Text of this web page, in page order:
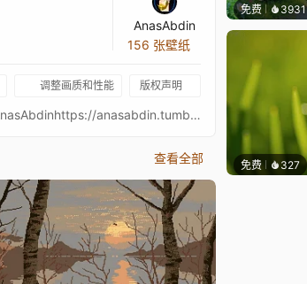
AnasAbdin
156 张壁纸
调整画质和性能 版权声明
https://www.patreon.com/AnasAbdinhttps://www.instagram.com/anasabdin/https://twitter.com/AnasAbdinhttps://anasabdin.tumblr.com/https://www.facebook.com/anastronautgames/https://www.artstation.com/anasabdin
查看全部
免费 3931
免费 327